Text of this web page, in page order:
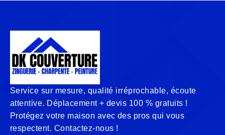
Service sur mesure, qualité irréprochable, écoute
attentive. Déplacement + devis 100 % gratuits !
Protégez votre maison avec des pros qui vous
respectent. Contactez-nous !